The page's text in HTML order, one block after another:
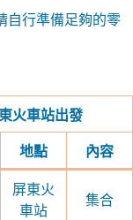
自行準備足夠的零
火車站出發
地點 內容
屏東火
車站
集合